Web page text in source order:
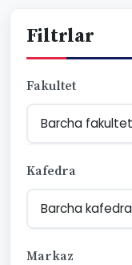
Filtrlar
Fakultet
Kafedra
Markaz